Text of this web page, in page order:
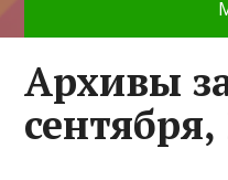
Архивы
сентября,